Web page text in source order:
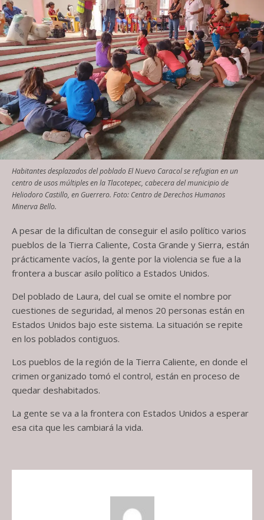
Habitantes desplazados del poblado El Nuevo Caracol se refugian en un
centro de usos múltiples en la Tlacotepec, cabecera del municipio de
Heliodoro Castillo, en Guerrero. Foto: Centro de Derechos Humanos
Minerva Bello.
A pesar de la dificultan de conseguir el asilo político varios
pueblos de la Tierra Caliente, Costa Grande y Sierra, están
prácticamente vacíos, la gente por la violencia se fue a la
frontera a buscar asilo político a Estados Unidos.
Del poblado de Laura, del cual se omite el nombre por
cuestiones de seguridad, al menos 20 personas están en
Estados Unidos bajo este sistema. La situación se repite
en los poblados contiguos.
Los pueblos de la región de la Tierra Caliente, en donde el
crimen organizado tomó el control, están en proceso de
quedar deshabitados.
La gente se va a la frontera con Estados Unidos a esperar
esa cita que les cambiará la vida.